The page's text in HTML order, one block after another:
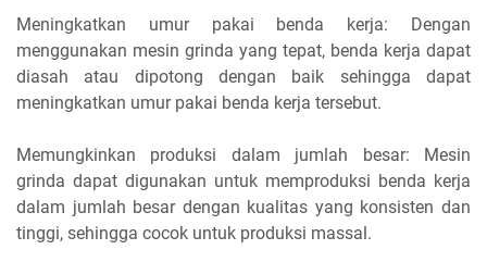
Meningkatkan umur pakai benda kerja: Dengan
menggunakan mesin grinda yang tepat, benda kerja dapat
diasah atau dipotong dengan baik sehingga dapat
meningkatkan umur pakai benda kerja tersebut.
Memungkinkan produksi dalam jumlah besar: Mesin
grinda dapat digunakan untuk memproduksi benda kerja
dalam jumlah besar dengan kualitas yang konsisten dan
tinggi, sehingga cocok untuk produksi massal.